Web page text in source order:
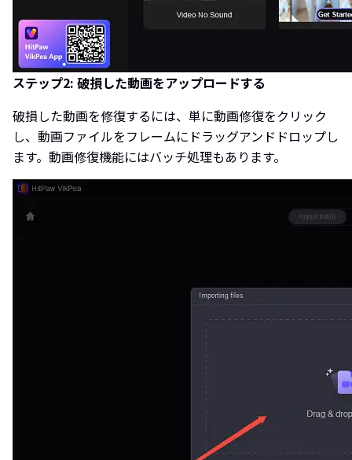
ステップ2: 破損した動画をアップロードする
破損した動画を修復するには、単に動画修復をクリック
し、動画ファイルをフレームにドラッグアンドドロップし
ます。動画修復機能にはバッチ処理もあります。